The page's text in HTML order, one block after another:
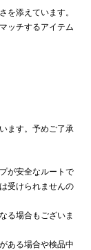
を添えています。
ッチするアイテム
ます。予めご了承
が安全なルートで
受けられませんの
る場合もございま
ある場合や検品中